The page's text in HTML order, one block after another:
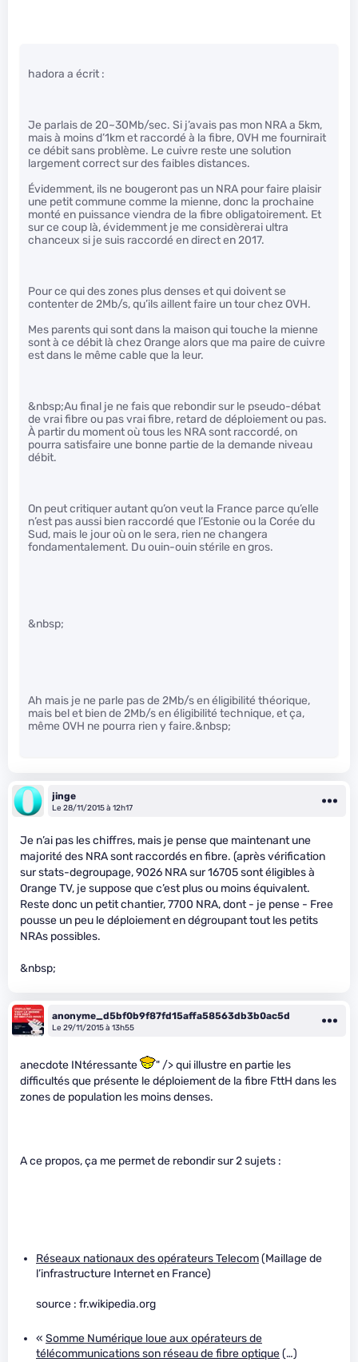
hadora a écrit :
Je parlais de 20~30Mb/sec. Si j’avais pas mon NRA a 5km,
mais à moins d’1km et raccordé à la fibre, OVH me fournirait
ce débit sans problème. Le cuivre reste une solution
largement correct sur des faibles distances.
Évidemment, ils ne bougeront pas un NRA pour faire plaisir
une petit commune comme la mienne, donc la prochaine
monté en puissance viendra de la fibre obligatoirement. Et
sur ce coup là, évidemment je me considèrerai ultra
chanceux si je suis raccordé en direct en 2017.
Pour ce qui des zones plus denses et qui doivent se
contenter de 2Mb/s, qu’ils aillent faire un tour chez OVH.
Mes parents qui sont dans la maison qui touche la mienne
sont à ce débit là chez Orange alors que ma paire de cuivre
est dans le même cable que la leur.
&nbsp;Au final je ne fais que rebondir sur le pseudo-débat
de vrai fibre ou pas vrai fibre, retard de déploiement ou pas.
À partir du moment où tous les NRA sont raccordé, on
pourra satisfaire une bonne partie de la demande niveau
débit.
On peut critiquer autant qu’on veut la France parce qu’elle
n’est pas aussi bien raccordé que l’Estonie ou la Corée du
Sud, mais le jour où on le sera, rien ne changera
fondamentalement. Du ouin-ouin stérile en gros.
&nbsp;
Ah mais je ne parle pas de 2Mb/s en éligibilité théorique,
mais bel et bien de 2Mb/s en éligibilité technique, et ça,
même OVH ne pourra rien y faire.&nbsp;
jinge
Le 28/11/2015 à 12h17
Je n’ai pas les chiffres, mais je pense que maintenant une
majorité des NRA sont raccordés en fibre. (après vérification
sur stats-degroupage, 9026 NRA sur 16705 sont éligibles à
Orange TV, je suppose que c’est plus ou moins équivalent.
Reste donc un petit chantier, 7700 NRA, dont - je pense - Free
pousse un peu le déploiement en dégroupant tout les petits
NRAs possibles.
&nbsp;
anonyme_d5bf0b9f87fd15affa58563db3b0ac5d
Le 29/11/2015 à 13h55
anecdote INtéressante
" /> qui illustre en partie les
difficultés que présente le déploiement de la fibre FttH dans les
zones de population les moins denses.
A ce propos, ça me permet de rebondir sur 2 sujets :
Réseaux nationaux des opérateurs Telecom(Maillage de
l’infrastructure Internet en France)
source : fr.wikipedia.org
« Somme Numérique loue aux opérateurs de
télécommunications son réseau de fibre optique(…)